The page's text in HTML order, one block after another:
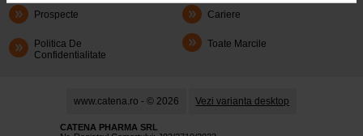
Prospecte Cariere
Politica De
Confidentialitate
Toate Marcile
www.catena.ro - © 2026 Vezi varianta desktop
CATENA PHARMA SRL